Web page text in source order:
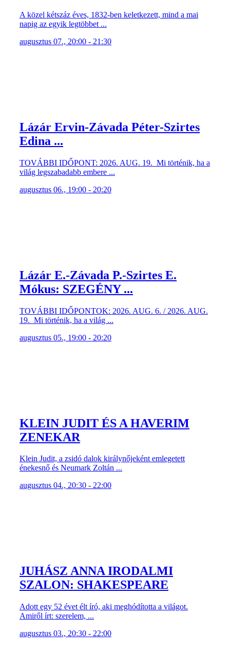
A közel kétszáz éves, 1832-ben keletkezett, mind a mai
napig az egyik legtöbbet ...
augusztus 07., 20:00 - 21:30
Lázár Ervin-Závada Péter-Szirtes
Edina ...
TOVÁBBI IDŐPONT: 2026. AUG. 19. Mi történik, ha a
világ legszabadabb embere ...
augusztus 06., 19:00 - 20:20
Lázár E.-Závada P.-Szirtes E.
Mókus: SZEGÉNY ...
TOVÁBBI IDŐPONTOK: 2026. AUG. 6. / 2026. AUG.
19. Mi történik, ha a világ ...
augusztus 05., 19:00 - 20:20
KLEIN JUDIT ÉS A HAVERIM
ZENEKAR
Klein Judit, a zsidó dalok királynőjeként emlegetett
énekesnő és Neumark Zoltán ...
augusztus 04., 20:30 - 22:00
JUHÁSZ ANNA IRODALMI
SZALON: SHAKESPEARE
Adott egy 52 évet élt író, aki meghódította a világot.
Amiről írt: szerelem, ...
augusztus 03., 20:30 - 22:00